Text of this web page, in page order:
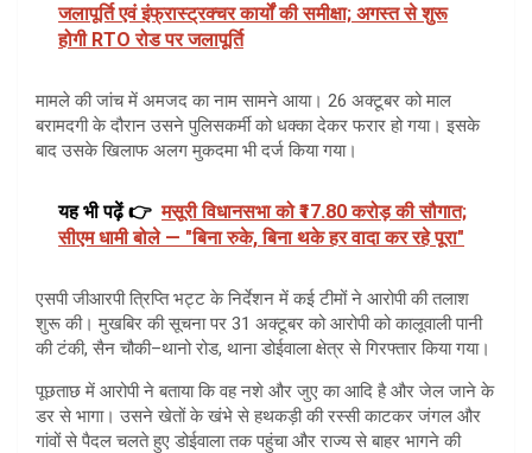
जलापूर्ति एवं इंफ्रास्ट्रक्चर कार्यों की समीक्षा; अगस्त से शुरू
होगी RTO रोड पर जलापूर्ति
मामले की जांच में अमजद का नाम सामने आया। 26 अक्टूबर को माल
बरामदगी के दौरान उसने पुलिसकर्मी को धक्का देकर फरार हो गया। इसके
बाद उसके खिलाफ अलग मुकदमा भी दर्ज किया गया।
यह भी पढ़ें 👉 मसूरी विधानसभा को ₹17.80 करोड़ की सौगात;
सीएम धामी बोले — "बिना रुके, बिना थके हर वादा कर रहे पूरा"
एसपी जीआरपी त्रिप्ति भट्ट के निर्देशन में कई टीमों ने आरोपी की तलाश
शुरू की। मुखबिर की सूचना पर 31 अक्टूबर को आरोपी को कालूवाली पानी
की टंकी, सैन चौकी–थानो रोड, थाना डोईवाला क्षेत्र से गिरफ्तार किया गया।
पूछताछ में आरोपी ने बताया कि वह नशे और जुए का आदि है और जेल जाने के
डर से भागा। उसने खेतों के खंभे से हथकड़ी की रस्सी काटकर जंगल और
गांवों से पैदल चलते हुए डोईवाला तक पहुंचा और राज्य से बाहर भागने की